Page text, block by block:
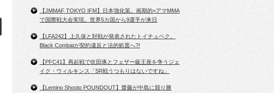
【JMMAF TOKYO IFM】日本強化策。画期的=アマMMA
で国際戦大会実現。世界5カ国から9選手が来日
【LFA242】上久保と対戦が発表されたトイチュベク。
Black Combatが契約違反と法的処置へ?!
【PFC41】再起戦で吹田琢とフェザー級王座を争うジェ
イク・ウィルキンス「5R戦うつもりはないですね」
【Lemino Shooto POUNDOUT】齋藤が中島に競り勝